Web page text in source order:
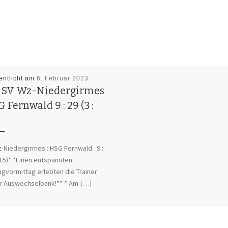
am 6. Februar 2023
SV Wz-Niedergirmes
Fernwald 9 : 29 (3 :
Niedergirmes : HSG Fernwald 9 :
*Einen entspannten
erlebten die Trainer
Auswechselbank!** * Am […]